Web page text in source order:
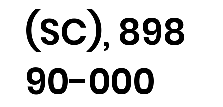
(SC), 898
90-000